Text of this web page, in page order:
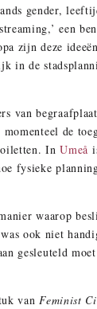
gender,
een
zijn deze
in de
van
de
InUmeå
fysieke
waarop
ook niet
gesleuteld
van Feminist